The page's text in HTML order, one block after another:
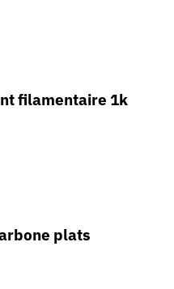
filamentaire 1k
plats